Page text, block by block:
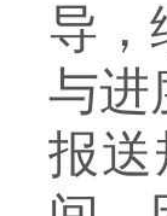
导，
与进
报